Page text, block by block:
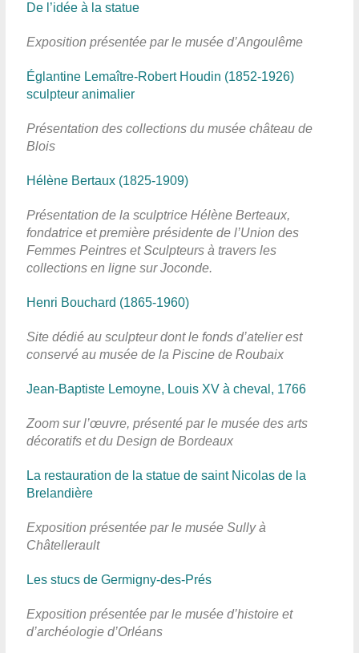
De l’idée à la statue
Exposition présentée par le musée d’Angoulême
Églantine Lemaître-Robert Houdin (1852-1926)
sculpteur animalier
Présentation des collections du musée château de
Blois
Hélène Bertaux (1825-1909)
Présentation de la sculptrice Hélène Berteaux,
fondatrice et première présidente de l’Union des
Femmes Peintres et Sculpteurs à travers les
collections en ligne sur Joconde.
Henri Bouchard (1865-1960)
Site dédié au sculpteur dont le fonds d’atelier est
conservé au musée de la Piscine de Roubaix
Jean-Baptiste Lemoyne, Louis XV à cheval, 1766
Zoom sur l’œuvre, présenté par le musée des arts
décoratifs et du Design de Bordeaux
La restauration de la statue de saint Nicolas de la
Brelandière
Exposition présentée par le musée Sully à
Châtellerault
Les stucs de Germigny-des-Prés
Exposition présentée par le musée d’histoire et
d’archéologie d’Orléans